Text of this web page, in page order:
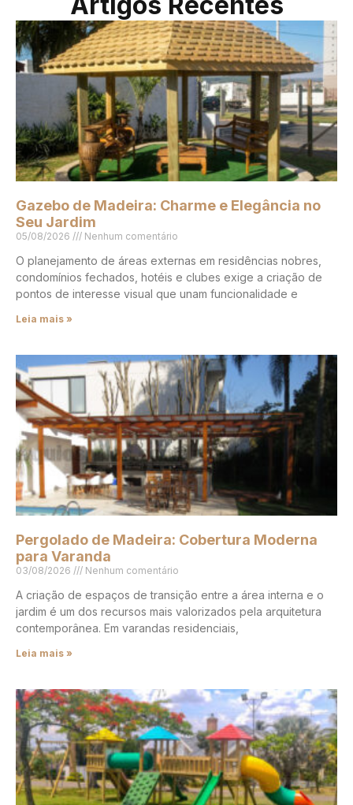
Gazebo de Madeira: Charme e Elegância no
Seu Jardim
05/08/2026 Nenhum comentário
O planejamento de áreas externas em residências nobres,
condomínios fechados, hotéis e clubes exige a criação de
pontos de interesse visual que unam funcionalidade e
Leia mais »
Pergolado de Madeira: Cobertura Moderna
para Varanda
03/08/2026 Nenhum comentário
A criação de espaços de transição entre a área interna e o
jardim é um dos recursos mais valorizados pela arquitetura
contemporânea. Em varandas residenciais,
Leia mais »